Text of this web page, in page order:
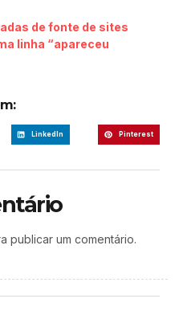
de fonte de sites
linha “apareceu
LinkedIn Pinterest
publicar um comentário.